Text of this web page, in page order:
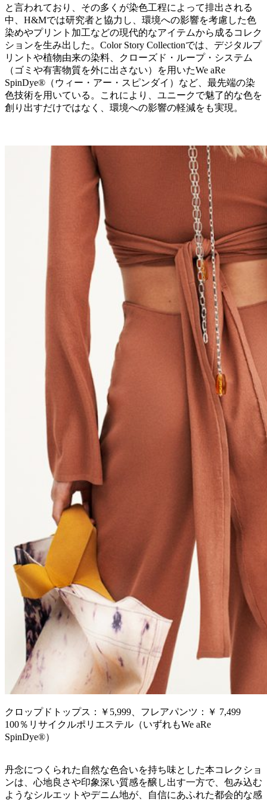
と言われており、その多くが染色工程によって排出される
中、H&Mでは研究者と協力し、環境への影響を考慮した色
染めやプリント加工などの現代的なアイテムから成るコレク
ションを生み出した。Color Story Collectionでは、デジタルプ
リントや植物由来の染料、クローズド・ループ・システム
（ゴミや有害物質を外に出さない）を用いたWe aRe
SpinDye®（ウィー・アー・スピンダイ）など、最先端の染
色技術を用いている。これにより、ユニークで魅了的な色を
創り出すだけではなく、環境への影響の軽減をも実現。
クロップドトップス：￥5,999、フレアパンツ：￥ 7,499
100％リサイクルポリエステル（いずれもWe aRe
SpinDye®）
丹念につくられた自然な色合いを持ち味とした本コレクショ
ンは、心地良さや印象深い質感を醸し出す一方で、包み込む
ようなシルエットやデニム地が、自信にあふれた都会的な感